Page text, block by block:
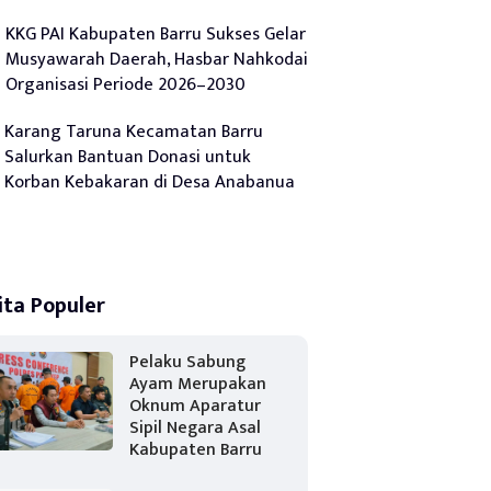
KKG PAI Kabupaten Barru Sukses Gelar
Musyawarah Daerah, Hasbar Nahkodai
Organisasi Periode 2026–2030
Karang Taruna Kecamatan Barru
Salurkan Bantuan Donasi untuk
Korban Kebakaran di Desa Anabanua
Populer
Pelaku Sabung
Ayam Merupakan
Oknum Aparatur
Sipil Negara Asal
Kabupaten Barru